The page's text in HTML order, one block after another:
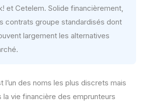
et Cetelem. Solide financièrement,
contrats groupe standardisés dont
largement les alternatives
l’un des noms les plus discrets mais
la vie financière des emprunteurs